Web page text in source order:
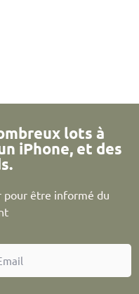
lots à
iPhone, et des
pour être informé du